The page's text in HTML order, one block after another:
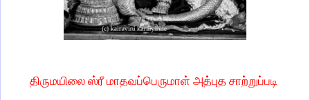
திருமயிலை ஸ்ரீ மாதவப்பெருமாள் அத்புத சாற்றுப்படி